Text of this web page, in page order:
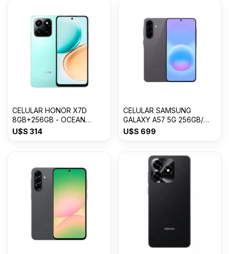
CELULAR HONOR X7D
8GB+256GB - OCEAN
CYAN
U$S 314
CELULAR SAMSUNG
GALAXY A57 5G 256GB/
8GB RAM
U$S 699